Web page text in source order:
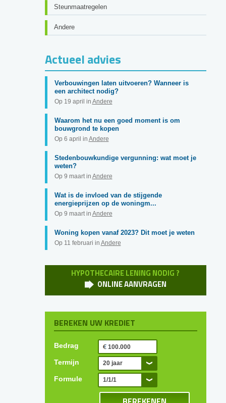
Steunmaatregelen
Andere
Actueel advies
Verbouwingen laten uitvoeren? Wanneer is
een architect nodig?
Op 19 april in Andere
Waarom het nu een goed moment is om
bouwgrond te kopen
Op 6 april in Andere
Stedenbouwkundige vergunning: wat moet je
weten?
Op 9 maart in Andere
Wat is de invloed van de stijgende
energieprijzen op de woningm...
Op 9 maart in Andere
Woning kopen vanaf 2023? Dit moet je weten
Op 11 februari in Andere
HYPOTHECAIRE LENING NODIG ?
ONLINE AANVRAGEN
BEREKEN UW KREDIET
Bedrag
Termijn 20 jaar
Formule 1/1/1